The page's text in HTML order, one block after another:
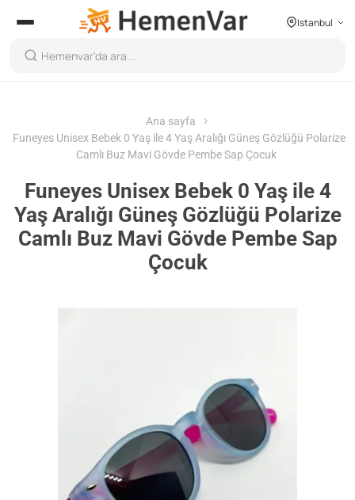
Istanbul
Ana sayfa
Funeyes Unisex Bebek 0 Yaş ile 4 Yaş Aralığı Güneş Gözlüğü Polarize
Camlı Buz Mavi Gövde Pembe Sap Çocuk
Funeyes Unisex Bebek 0 Yaş ile 4
Yaş Aralığı Güneş Gözlüğü Polarize
Camlı Buz Mavi Gövde Pembe Sap
Çocuk